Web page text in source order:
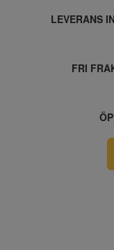
LEVERANS
FRI